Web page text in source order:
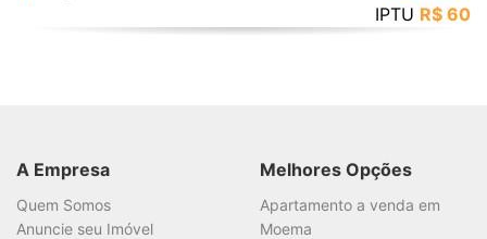
IPTU R$ 60
Vagas
A Empresa
Quem Somos
Anuncie seu Imóvel
Melhores Opções
Apartamento a venda em
Moema